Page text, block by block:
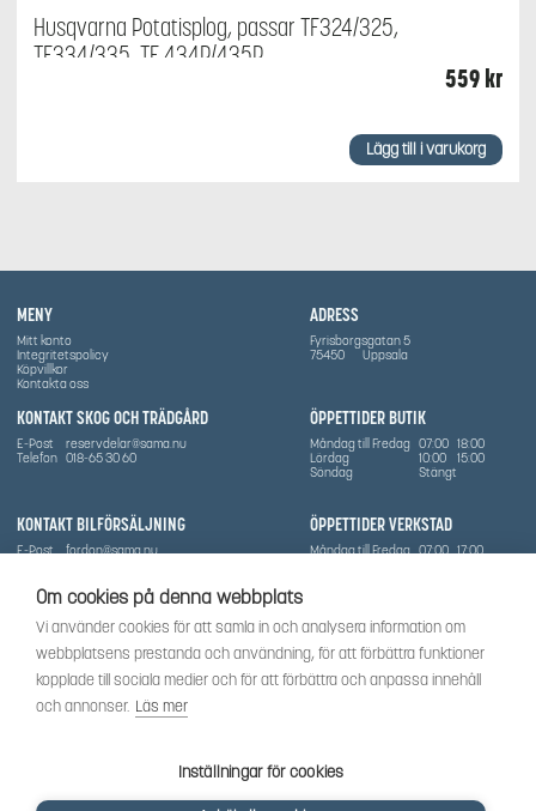
Om cookies på denna webbplats
Vi använder cookies för att samla in och analysera information om
webbplatsens prestanda och användning, för att förbättra funktioner
kopplade till sociala medier och för att förbättra och anpassa innehåll
och annonser. Läs mer
Inställningar för cookies
Husqvarna Potatisplog, passar TF324/325,
TF334/335, TF 434P/435P
559kr
Lägg till i varukorg
MENY
Mitt konto
Integritetspolicy
Köpvillkor
Kontakta oss
ÖPPETTIDER BUTIK
Måndag till Fredag 07:00 18:00
Lördag
10:00
15:00
Söndag
Stängt
ÖPPETTIDER VERKSTAD
Måndag till Fredag 07:00 17:00
ADRESS
Fyrisborgsgatan 5
75450
Uppsala
KONTAKT SKOG OCH TRÄDGÅRD
E-Post
reservdelar@sama.nu
Telefon 018-65 30 60
KONTAKT BILFÖRSÄLJNING
E-Post
fordon@sama.nu
Vi har sedan 1970-talet levererat skog-och trädgårdsprodukter till Uppsala med omnejd. Vi
har idag även ett brett utbud av dessa produkter samt BRP:s produktsortiment, gällande
Can-Am, Sea-Doo.
Vi är certifierad serviceverkstad.
SOCIALT